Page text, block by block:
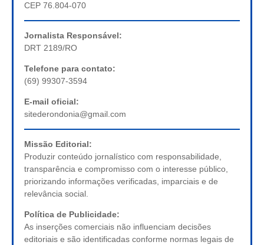
CEP 76.804-070
Jornalista Responsável:
DRT 2189/RO
Telefone para contato:
(69) 99307-3594
E-mail oficial:
sitederondonia@gmail.com
Missão Editorial:
Produzir conteúdo jornalístico com responsabilidade,
transparência e compromisso com o interesse público,
priorizando informações verificadas, imparciais e de
relevância social.
Política de Publicidade:
As inserções comerciais não influenciam decisões
editoriais e são identificadas conforme normas legais de